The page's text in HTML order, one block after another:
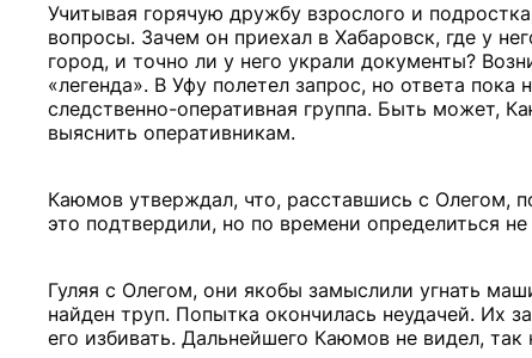
Учитывая горячую дружбу взрослого и
вопросы. Зачем он приехал в Хабаровск, где у
город, и точно ли у него украли документы?
«легенда». В Уфу полетел запрос, но ответа
следственно-оперативная группа. Быть может,
выяснить оперативникам.
Каюмов утверждал, что, расставшись с Олегом,
это подтвердили, но по времени определиться
Гуляя с Олегом, они якобы замыслили угнать
найден труп. Попытка окончилась неудачей. Их
его избивать. Дальнейшего Каюмов не видел, так